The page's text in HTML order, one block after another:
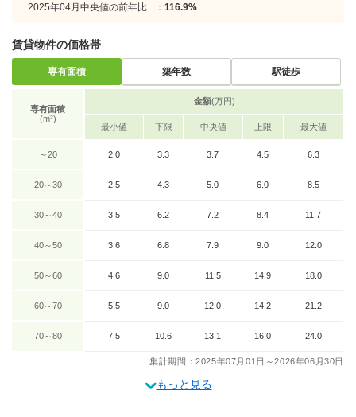
2025年04月中央値の前年比
： 116.9%
賃貸物件の価格帯
専有面積 築年数 駅徒歩
専有面積
(m²)
金額(万円)
最小値 下限 中央値 上限 最大値
～20 2.0 3.3 3.7 4.5 6.3
20～30 2.5 4.3 5.0 6.0 8.5
30～40 3.5 6.2 7.2 8.4 11.7
40～50 3.6 6.8 7.9 9.0 12.0
50～60 4.6 9.0 11.5 14.9 18.0
60～70 5.5 9.0 12.0 14.2 21.2
70～80 7.5 10.6 13.1 16.0 24.0
集計期間：2025年07月01日～2026年06月30日
もっと見る